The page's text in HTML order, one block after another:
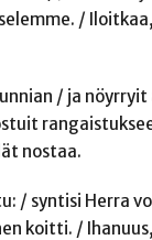
/
/ ja nöyrryit
nostaa.
/ syntisi Herra
koitti. /